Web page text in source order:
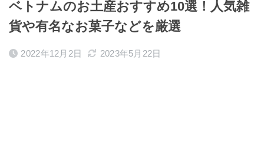
ベトナムのお土産おすすめ10選！人気雑
貨や有名なお菓子などを厳選
2022年12月2日 2023年5月22日